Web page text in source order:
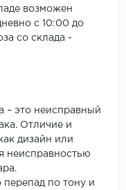
возможен
с 10:00 до
со склада -
– это неисправный
Отличие и
дизайн или
неисправностью
по тону и